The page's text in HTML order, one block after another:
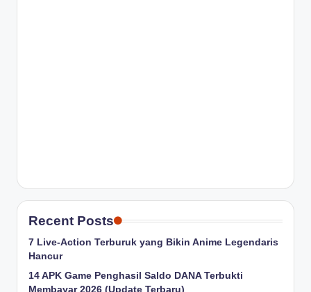
Recent Posts
7 Live-Action Terburuk yang Bikin Anime Legendaris
Hancur
14 APK Game Penghasil Saldo DANA Terbukti
Membayar 2026 (Update Terbaru)